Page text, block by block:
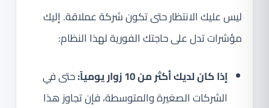
ليس عليك الانتظار حتى تكون شركة عملاقة. إليك
مؤشرات تدل على حاجتك الفورية لهذا النظام:
إذا كان لديك أكثر من 10 زوار يومياً:
حتى في
الشركات الصغيرة والمتوسطة، فإن تجاوز هذا